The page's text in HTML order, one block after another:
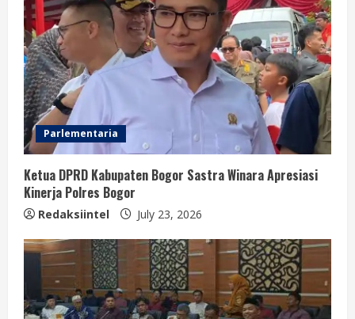
Parlementaria
Ketua DPRD Kabupaten Bogor Sastra Winara Apresiasi
Kinerja Polres Bogor
Redaksiintel July 23, 2026